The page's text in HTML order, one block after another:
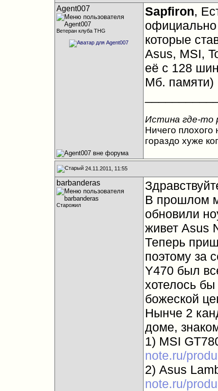
Agent007
Ветеран клуба THG
Sapfiron,
официально
которые
Asus, MSI,
её с 128
Мб. памяти)
Истина где-то
Ничего плохого
гораздо хуже
24.11.2011, 11:55
barbanderas
Старожил
В прошлом
обновили
живет Asus
Теперь
поэтому за
Y470 был
хотелось
божеской
Нынче 2
доме,
1) MSI
note.ru/
2) Asus
note.ru/